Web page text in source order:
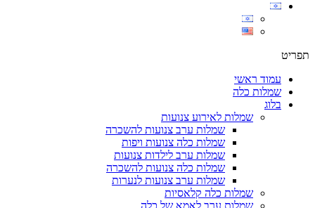
תפריט
עמוד ראשי
שמלות כלה
בלוג
שמלות לאירוע צנועות
שמלות ערב צנועות להשכרה
שמלות כלה צנועות ויפות
שמלות ערב לילדות צנועות
שמלות כלה צנועות להשכרה
שמלות ערב צנועות לנערות
שמלות כלה קלאסיות
שמלות ערב לאמא של כלה